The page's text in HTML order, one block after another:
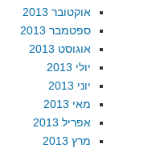
אוקטובר 2013
ספטמבר 2013
אוגוסט 2013
יולי 2013
יוני 2013
מאי 2013
אפריל 2013
מרץ 2013